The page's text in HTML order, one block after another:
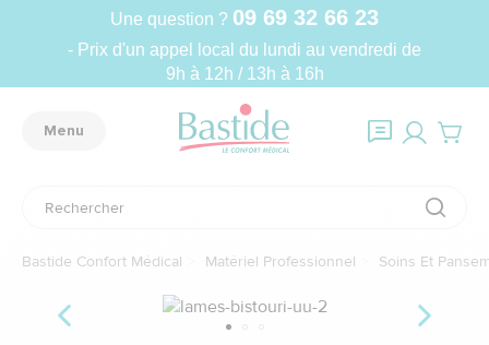
Une question ? 09 69 32 66 23
- Prix d'un appel local du lundi au vendredi de
9h à 12h / 13h à 16h
Menu
Bastide Confort Médical Matériel Professionnel Soins Et